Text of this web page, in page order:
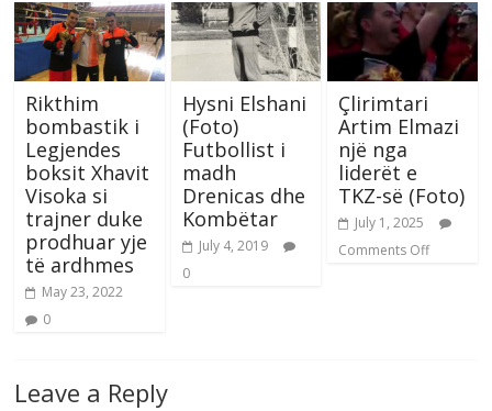
Rikthim
bombastik i
Legjendes
boksit Xhavit
Visoka si
trajner duke
prodhuar yje
të ardhmes
May 23, 2022
0
Hysni Elshani
(Foto)
Futbollist i
madh
Drenicas dhe
Kombëtar
July 4, 2019
0
Çlirimtari
Artim Elmazi
një nga
liderët e
TKZ-së (Foto)
July 1, 2025
Comments Off
Leave a Reply